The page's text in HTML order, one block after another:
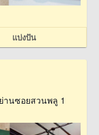
แบ่งปัน
านซอยสวนพลู 1